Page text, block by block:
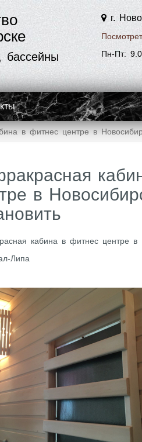
г.
Пн-Пт:
в фитнес центре в
в
кабина в фитнес центре в
Липа